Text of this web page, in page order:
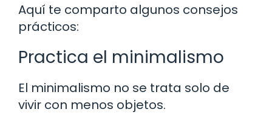
Aquí te comparto algunos consejos
prácticos:
Practica el minimalismo
El minimalismo no se trata solo de
vivir con menos objetos.